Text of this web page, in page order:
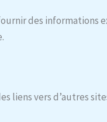
des
liens vers d’autres